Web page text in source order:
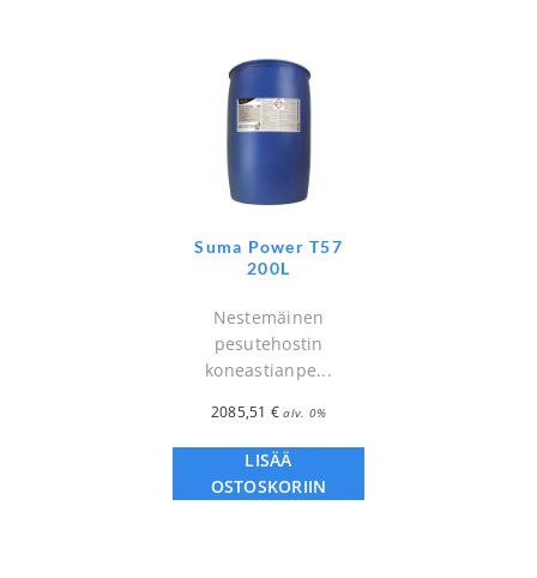
Suma Power T57
200L
Nestemäinen
pesutehostin
koneastianpe...
2085,51 € alv. 0%
LISÄÄ
OSTOSKORIIN